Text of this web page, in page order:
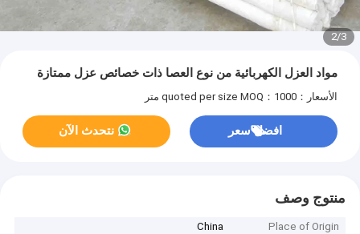
2/3
مواد العزل الكهربائية من نوع العصا ذات خصائص عزل ممتازة
الأسعار：quoted per size MOQ：1000 متر
افضل سعر نتحدث الآن
منتوج وصف
Place of Origin
China